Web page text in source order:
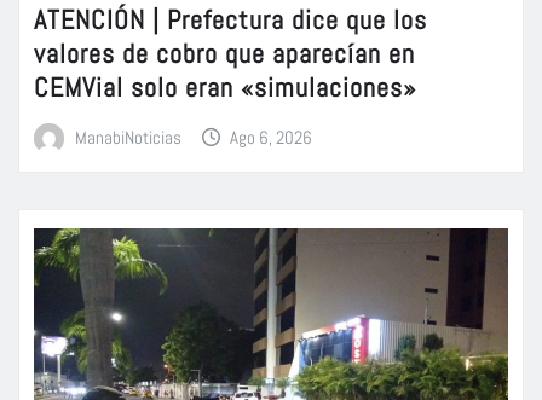
ATENCIÓN | Prefectura dice que los
valores de cobro que aparecían en
CEMVial solo eran «simulaciones»
ManabiNoticias Ago 6, 2026